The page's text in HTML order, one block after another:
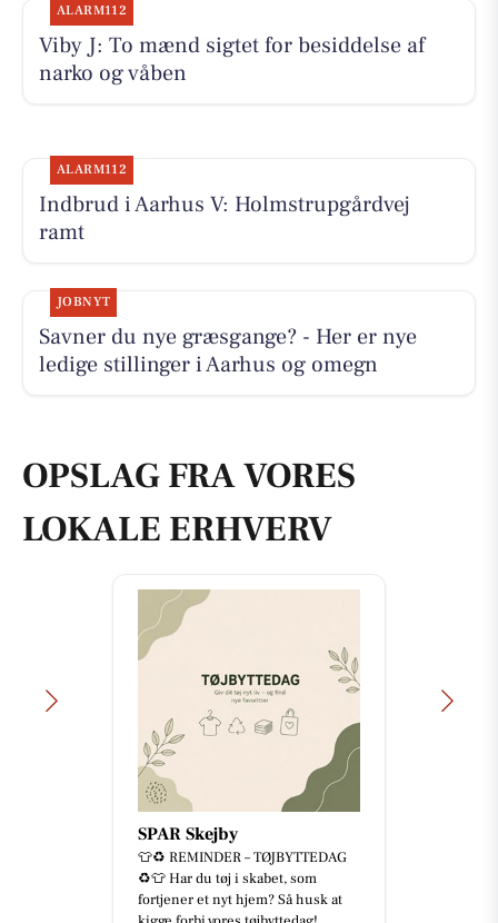
ALARM112
Viby J: To mænd sigtet for besiddelse af
narko og våben
ALARM112
Indbrud i Aarhus V: Holmstrupgårdvej
ramt
JOBNYT
Savner du nye græsgange? - Her er nye
ledige stillinger i Aarhus og omegn
OPSLAG FRA VORES
LOKALE ERHVERV
SPAR Skejby
👕♻️ REMINDER – TØJBYTTEDAG
♻️👕 Har du tøj i skabet, som
fortjener et nyt hjem? Så husk at